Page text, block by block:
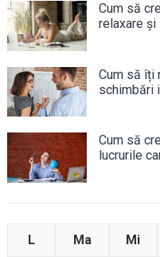
Cum să
relaxare
Cum să îți
schimbări
Cum să
lucrurile
L Ma Mi